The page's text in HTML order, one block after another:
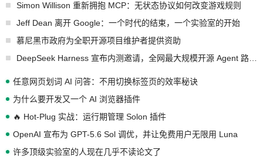
Simon Willison 重新拥抱 MCP：无状态协议如何改变游戏规则
Jeff Dean 离开 Google：一个时代的结束，一个实验室的开始
慕尼黑市政府为全职开源项目维护者提供资助
任意网页划词 AI 问答：不用切换标签页的效率秘诀
为什么要开发又一个 AI 浏览器插件
🔥 Hot-Plug 实战：运行期管理 Solon 插件
OpenAI 宣布为 GPT-5.6 Sol 调优，并让免费用户无限用 Luna
许多顶级实验室的人现在几乎不读论文了